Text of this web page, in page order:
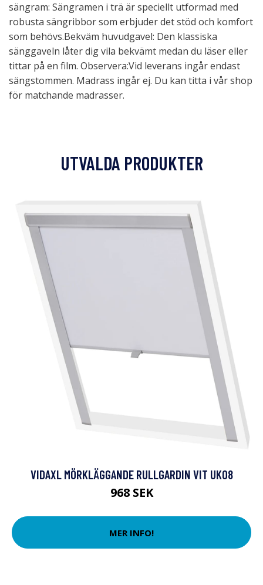
sängram: Sängramen i trä är speciellt utformad med
robusta sängribbor som erbjuder det stöd och komfort
som behövs.Bekväm huvudgavel: Den klassiska
sänggaveln låter dig vila bekvämt medan du läser eller
tittar på en film. Observera:Vid leverans ingår endast
sängstommen. Madrass ingår ej. Du kan titta i vår shop
för matchande madrasser.
UTVALDA PRODUKTER
VIDAXL MÖRKLÄGGANDE RULLGARDIN VIT UK08
968 SEK
MER INFO!